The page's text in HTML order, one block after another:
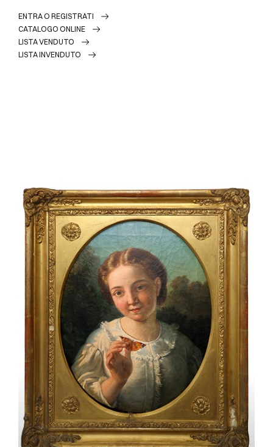
ENTRA O REGISTRATI
CATALOGO ONLINE
LISTA VENDUTO
LISTA INVENDUTO